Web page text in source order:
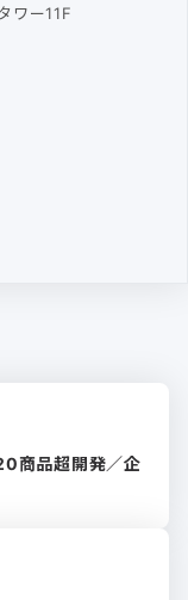
ワー11F
商品超開発／企